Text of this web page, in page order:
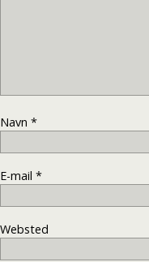
Navn *
E-mail *
Websted